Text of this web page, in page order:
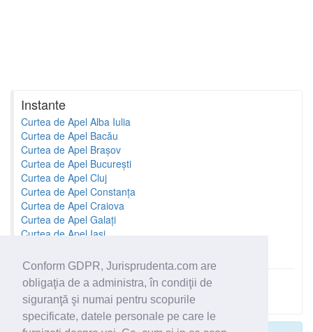
Conform GDPR, Jurisprudenta.com are
obligaţia de a administra, în condiţii de
siguranţă şi numai pentru scopurile
specificate, datele personale pe care le
Instante
Curtea de Apel Alba Iulia
Curtea de Apel Bacău
Curtea de Apel Brașov
Curtea de Apel București
Curtea de Apel Cluj
Curtea de Apel Constanța
Curtea de Apel Craiova
Curtea de Apel Galați
Curtea de Apel Iași
Toate instantele